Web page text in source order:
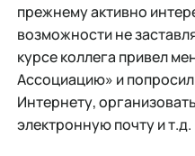
прежнему активно
возможности не
курсе коллега привел
Ассоциацию» и
Интернету,
электронную почту и т.д.